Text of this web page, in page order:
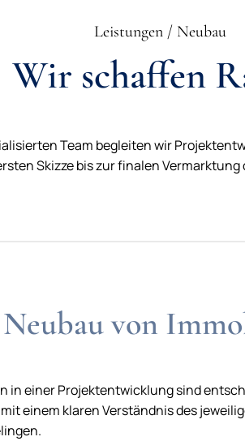
Leistungen / Neubau
Wir schaffen
Team begleiten wir
Skizze bis zur finalen Vermarktung
Neubau von
in einer Projektentwicklung sind
einem klaren Verständnis des